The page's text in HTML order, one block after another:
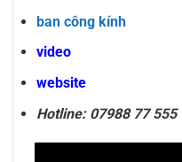
ban công kính
video
website
Hotline: 07988 77 555